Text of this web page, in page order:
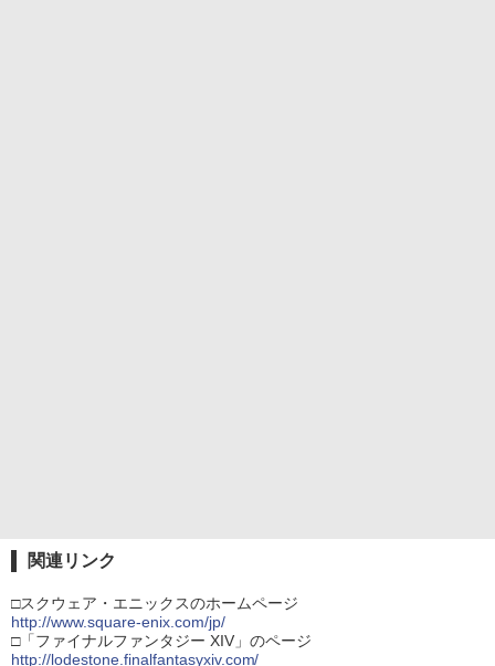
関連リンク
□スクウェア・エニックスのホームページ
http://www.square-enix.com/jp/
□「ファイナルファンタジー XIV」のページ
http://lodestone.finalfantasyxiv.com/